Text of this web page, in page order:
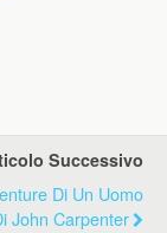
Successivo
Di Un Uomo
John Carpenter